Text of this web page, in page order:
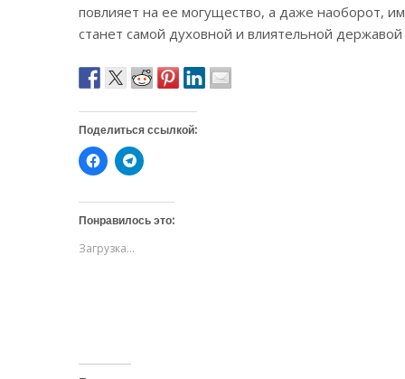
повлияет на ее могущество, а даже наоборот,
станет самой духовной и влиятельной
Поделиться ссылкой:
Н
а
и
т
е
ч
т
Н
а
и
т
е
Понравилось это:
Загрузка...